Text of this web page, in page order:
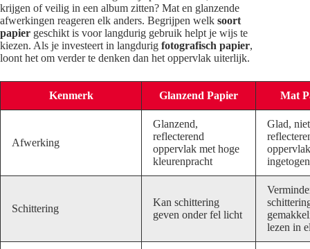
krijgen of veilig in een album zitten? Mat en glanzende
afwerkingen reageren elk anders. Begrijpen welk soort
papier geschikt is voor langdurig gebruik helpt je wijs te
kiezen. Als je investeert in langdurig fotografisch papier,
loont het om verder te denken dan het oppervlak uiterlijk.
Kenmerk Glanzend Papier Mat
Afwerking
Glanzend,
reflecterend
oppervlak met hoge
kleurenpracht
Glad,
Schittering
Kan schittering
geven onder fel licht
lezen in